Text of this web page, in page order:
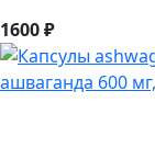
1600 ₽